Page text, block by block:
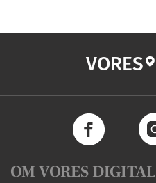
VORES
OM VORES DIGITAL